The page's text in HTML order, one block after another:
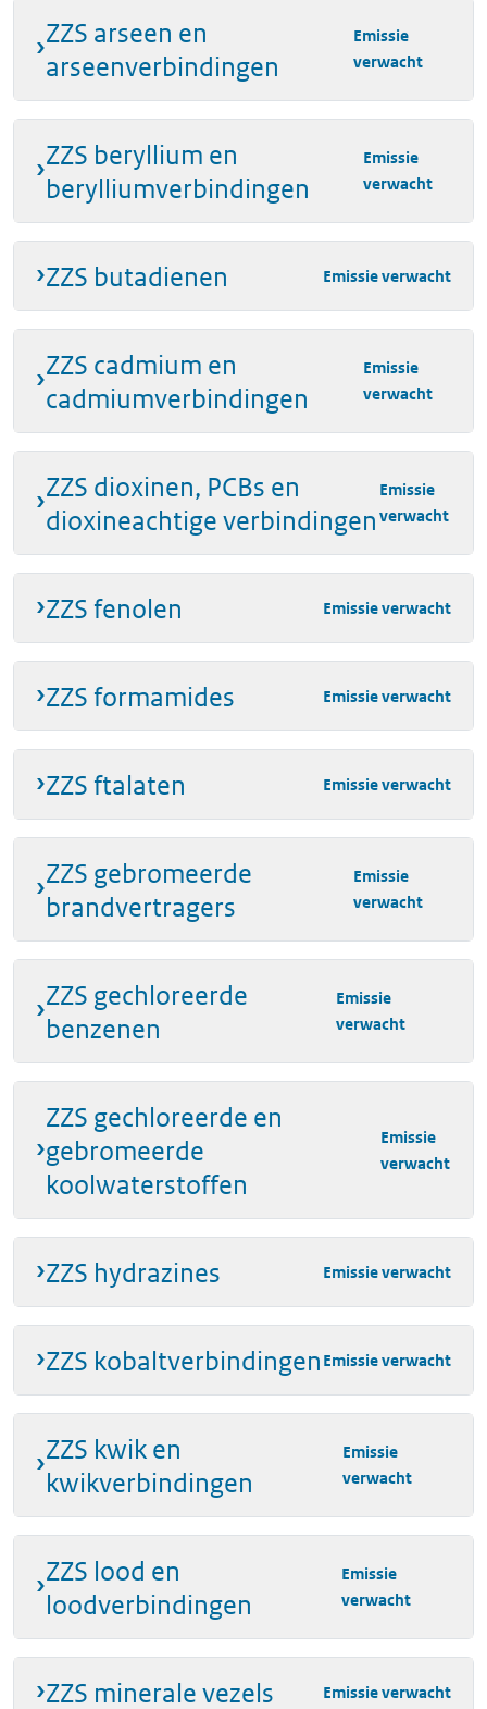
tetrafluorethyleen
116-14-
3
verwacht
ZZS arseen en
arseenverbindingen
Emissie
verwacht
ZZS beryllium en
berylliumverbindingen
Emissie
verwacht
ZZS butadienen Emissie verwacht
ZZS cadmium en
cadmiumverbindingen
Emissie
verwacht
ZZS dioxinen, PCBs en
dioxineachtige verbindingen
Emissie
verwacht
ZZS fenolen Emissie verwacht
ZZS formamides Emissie verwacht
ZZS ftalaten Emissie verwacht
ZZS gebromeerde
brandvertragers
Emissie
verwacht
ZZS gechloreerde
benzenen
Emissie
verwacht
ZZS gechloreerde en
gebromeerde
koolwaterstoffen
Emissie
verwacht
ZZS hydrazines Emissie verwacht
ZZS kobaltverbindingen Emissie verwacht
ZZS kwik en
kwikverbindingen
Emissie
verwacht
ZZS lood en
loodverbindingen
Emissie
verwacht
ZZS minerale vezels Emissie verwacht